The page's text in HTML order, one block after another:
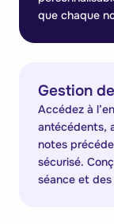
que chaque
Gestion
Accédez à
antécédents,
notes
sécurisé.
séance et des